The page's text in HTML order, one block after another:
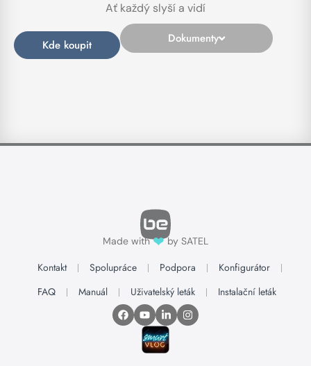
Ať každý slyší a vidí
Kde koupit Dokumenty
Made with❤by SATEL
Kontakt Spolupráce Podpora
Konfigurátor
FAQ
Manuál Uživatelský leták Instalační leták